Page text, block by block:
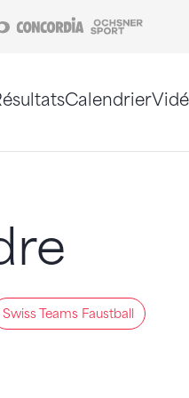
Coop Concordia
Calendrier
Swiss Teams Faustball